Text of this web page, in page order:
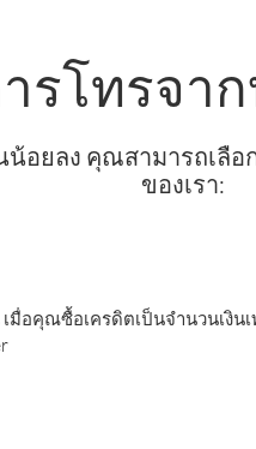
รโทรจา
อยลง คุณสามารถเลื
ของเรา:
มื่อคุณซื้อเครดิตเป็นจำนวนเงิ